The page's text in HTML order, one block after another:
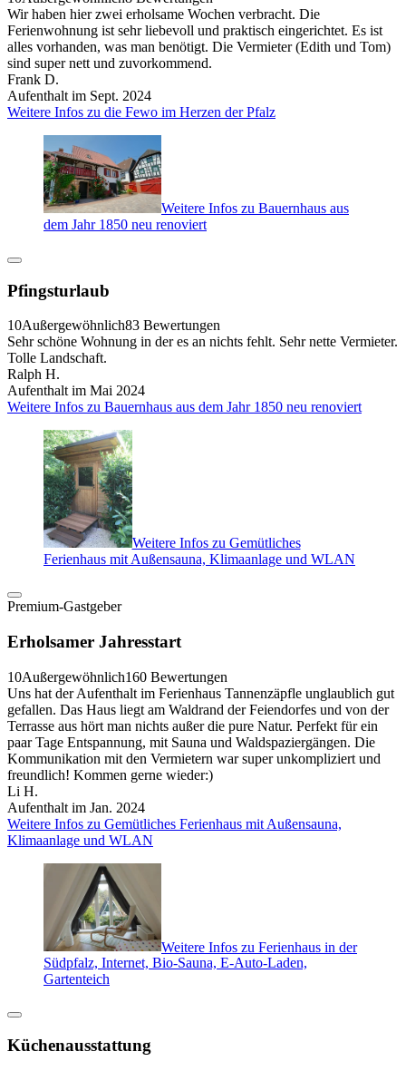
Wir haben hier zwei erholsame Wochen verbracht. Die
Ferienwohnung ist sehr liebevoll und praktisch eingerichtet. Es ist
alles vorhanden, was man benötigt. Die Vermieter (Edith und Tom)
sind super nett und zuvorkommend.
Frank D.
Aufenthalt im Sept. 2024
Weitere Infos zu die Fewo im Herzen der Pfalz
Weitere Infos zu Bauernhaus aus
dem Jahr 1850 neu renoviert
Pfingsturlaub
10Außergewöhnlich83 Bewertungen
Sehr schöne Wohnung in der es an nichts fehlt. Sehr nette Vermieter.
Tolle Landschaft.
Ralph H.
Aufenthalt im Mai 2024
Weitere Infos zu Bauernhaus aus dem Jahr 1850 neu renoviert
Weitere Infos zu Gemütliches
Ferienhaus mit Außensauna, Klimaanlage und WLAN
Premium-Gastgeber
Erholsamer Jahresstart
10Außergewöhnlich160 Bewertungen
Uns hat der Aufenthalt im Ferienhaus Tannenzäpfle unglaublich gut
gefallen. Das Haus liegt am Waldrand der Feiendorfes und von der
Terrasse aus hört man nichts außer die pure Natur. Perfekt für ein
paar Tage Entspannung, mit Sauna und Waldspaziergängen. Die
Kommunikation mit den Vermietern war super unkompliziert und
freundlich! Kommen gerne wieder:)
Li H.
Aufenthalt im Jan. 2024
Weitere Infos zu Gemütliches Ferienhaus mit Außensauna,
Klimaanlage und WLAN
Weitere Infos zu Ferienhaus in der
Südpfalz, Internet, Bio-Sauna, E-Auto-Laden,
Gartenteich
Küchenausstattung